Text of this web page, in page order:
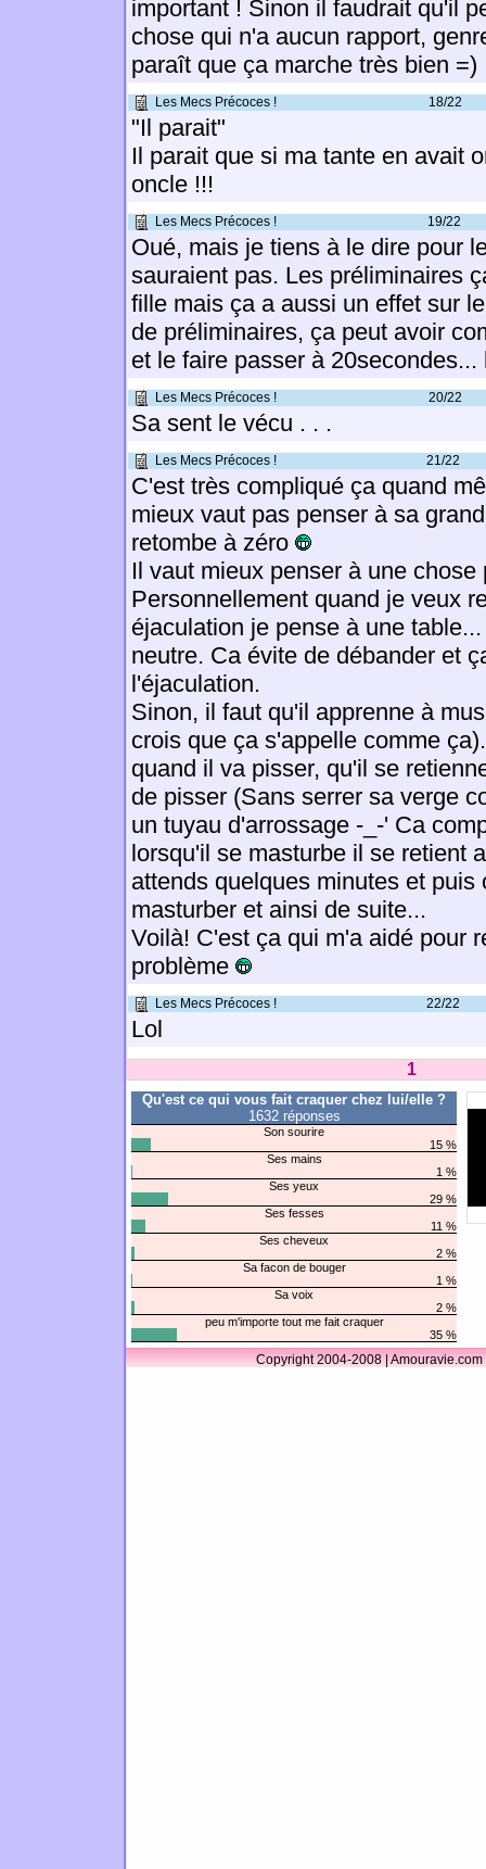
important ! Sinon il faudrait qu'il
chose qui n'a aucun rapport,
paraît que ça marche très bien =)
Les Mecs Précoces ! 18/22
"Il parait"
Il parait que si ma tante en avait
oncle !!!
Les Mecs Précoces ! 19/22
Oué, mais je tiens à le dire pour
sauraient pas. Les préliminaires
fille mais ça a aussi un effet sur
de préliminaires, ça peut avoir
et le faire passer à 20secondes...
Les Mecs Précoces ! 20/22
Sa sent le vécu . . .
Les Mecs Précoces ! 21/22
C'est très compliqué ça quand
mieux vaut pas penser à sa
retombe à zéro
Il vaut mieux penser à une chose
Personnellement quand je veux
éjaculation je pense à une
neutre. Ca évite de débander et
l'éjaculation.
Sinon, il faut qu'il apprenne à
crois que ça s'appelle comme
quand il va pisser, qu'il se
de pisser (Sans serrer sa verge
un tuyau d'arrossage -_-' Ca
lorsqu'il se masturbe il se retient
attends quelques minutes et puis
masturber et ainsi de suite...
Voilà! C'est ça qui m'a aidé pour
problème
Les Mecs Précoces ! 22/22
Lol
1
Qu'est ce qui vous fait craquer chez lui/elle ?
1632 réponses
Son sourire
15 %
Ses mains
1 %
Ses yeux
29 %
Ses fesses
11 %
Ses cheveux
2 %
Sa facon de bouger
1 %
Sa voix
2 %
peu m'importe tout me fait craquer
35 %
Copyright 2004-2008 |